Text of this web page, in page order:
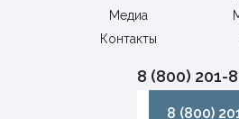
Медиа
Контакты
8 (800) 201-
8 (800)